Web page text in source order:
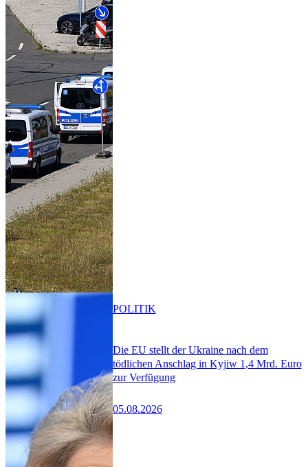
Die EU stellt der Ukraine nach dem
tödlichen Anschlag in Kyjiw 1,4 Mrd. Euro
zur Verfügung
05.08.2026
POLITIK